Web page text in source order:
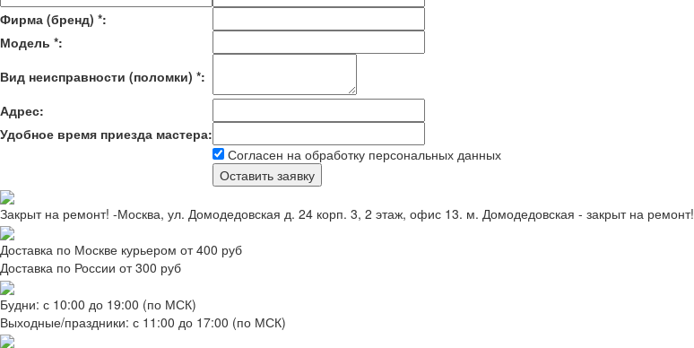
Фирма (бренд) *:
Модель *:
Вид неисправности (поломки) *:
Адрес:
Удобное время приезда мастера:
Согласен на обработку персональных данных
Закрыт на ремонт! -Москва, ул. Домодедовская д. 24 корп. 3, 2 этаж, офис 13. м. Домодедовская - закрыт на ремонт!
Доставка по Москве курьером от 400 руб
Доставка по России от 300 руб
Будни: с 10:00 до 19:00 (по МСК)
Выходные/праздники: с 11:00 до 17:00 (по МСК)